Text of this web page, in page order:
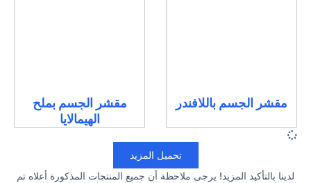
مقشر الجسم باللافندر
مقشر الجسم بملح
الهيمالايا
تحميل المزيد
لدينا بالتأكيد المزيد! يرجى ملاحظة أن جميع المنتجات المذكورة أعلاه تم